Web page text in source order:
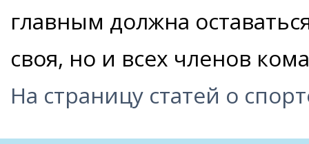
главным должна
своя, но и всех членов
На страницу статей о